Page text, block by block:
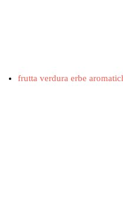
frutta verdura erbe